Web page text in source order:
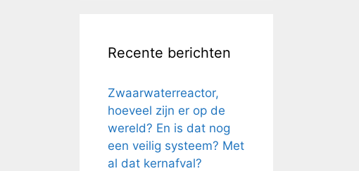
Recente berichten
Zwaarwaterreactor,
hoeveel zijn er op de
wereld? En is dat nog
een veilig systeem? Met
al dat kernafval?